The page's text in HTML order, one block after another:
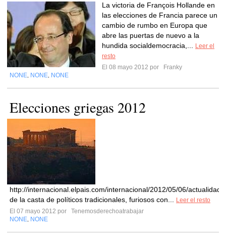
La victoria de François Hollande en
las elecciones de Francia parece un
cambio de rumbo en Europa que
abre las puertas de nuevo a la
hundida socialdemocracia,...
Leer el
resto
El 08 mayo 2012 por
Franky
NONE NONE NONE
Elecciones griegas 2012
http://internacional.elpais.com/internacional/2012/05/06/
de la casta de políticos tradicionales, furiosos con...
Leer el resto
El 07 mayo 2012 por
Tenemosderechoatrabajar
NONE NONE